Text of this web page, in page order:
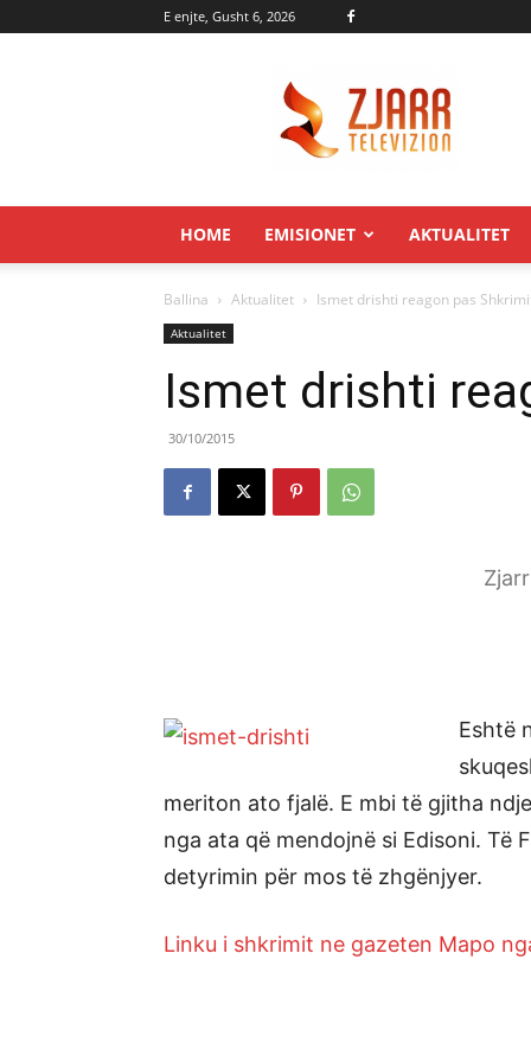
E enjte, Gusht 6, 2026
HOME EMISIONET AKTUALITET
Ballina Aktualitet Ismet drishti reagon pas
Aktualitet
Ismet drishti
30/10/2015
Eshtë
meriton ato fjalë. E mbi të gjitha
nga ata që mendojnë si Edisoni. Të
detyrimin për mos të zhgënjyer.
Linku i shkrimit ne gazeten Mapo